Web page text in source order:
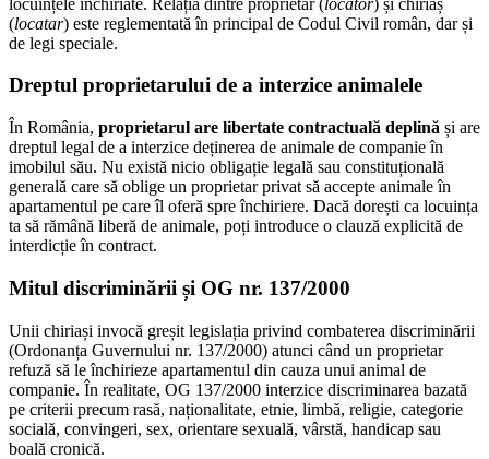
(locatar) este reglementată în principal de Codul Civil român, dar și
de legi speciale.
Dreptul proprietarului de a interzice animalele
În România, proprietarul are libertate contractuală deplină și are
dreptul legal de a interzice deținerea de animale de companie în
imobilul său. Nu există nicio obligație legală sau constituțională
generală care să oblige un proprietar privat să accepte animale în
apartamentul pe care îl oferă spre închiriere. Dacă dorești ca locuința
ta să rămână liberă de animale, poți introduce o clauză explicită de
interdicție în contract.
Mitul discriminării și OG nr. 137/2000
Unii chiriași invocă greșit legislația privind combaterea discriminării
(Ordonanța Guvernului nr. 137/2000) atunci când un proprietar
refuză să le închirieze apartamentul din cauza unui animal de
companie. În realitate, OG 137/2000 interzice discriminarea bazată
pe criterii precum rasă, naționalitate, etnie, limbă, religie, categorie
socială, convingeri, sex, orientare sexuală, vârstă, handicap sau
boală cronică.